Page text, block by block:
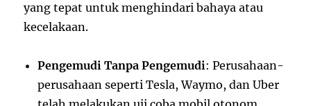
yang tepat untuk menghindari bahaya atau
kecelakaan.
Pengemudi Tanpa Pengemudi: Perusahaan-
perusahaan seperti Tesla, Waymo, dan Uber